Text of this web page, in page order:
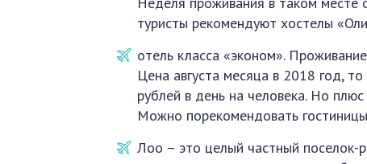
туристы рекомендуют хостелы
отель класса «эконом».
Цена августа месяца в 2018 год,
рублей в день на человека. Но
Можно порекомендовать
Лоо – это целый частный